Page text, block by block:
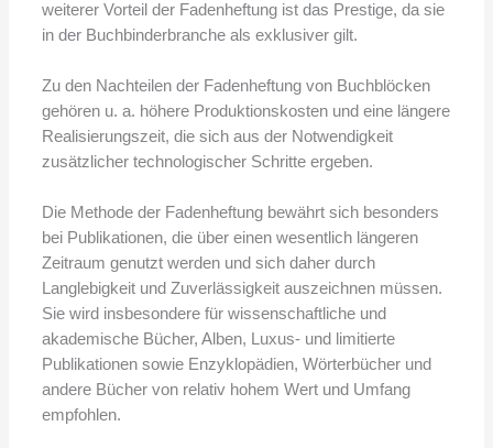
weiterer Vorteil der Fadenheftung ist das Prestige, da sie
in der Buchbinderbranche als exklusiver gilt.
Zu den Nachteilen der Fadenheftung von Buchblöcken
gehören u. a. höhere Produktionskosten und eine längere
Realisierungszeit, die sich aus der Notwendigkeit
zusätzlicher technologischer Schritte ergeben.
Die Methode der Fadenheftung bewährt sich besonders
bei Publikationen, die über einen wesentlich längeren
Zeitraum genutzt werden und sich daher durch
Langlebigkeit und Zuverlässigkeit auszeichnen müssen.
Sie wird insbesondere für wissenschaftliche und
akademische Bücher, Alben, Luxus- und limitierte
Publikationen sowie Enzyklopädien, Wörterbücher und
andere Bücher von relativ hohem Wert und Umfang
empfohlen.